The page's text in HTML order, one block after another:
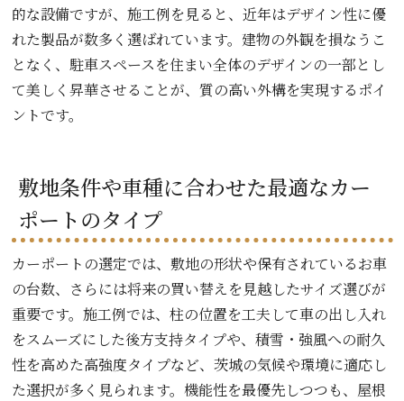
的な設備ですが、施工例を見ると、近年はデザイン性に優
れた製品が数多く選ばれています。建物の外観を損なうこ
となく、駐車スペースを住まい全体のデザインの一部とし
て美しく昇華させることが、質の高い外構を実現するポイ
ントです。
敷地条件や車種に合わせた最適なカー
ポートのタイプ
カーポートの選定では、敷地の形状や保有されているお車
の台数、さらには将来の買い替えを見越したサイズ選びが
重要です。施工例では、柱の位置を工夫して車の出し入れ
をスムーズにした後方支持タイプや、積雪・強風への耐久
性を高めた高強度タイプなど、茨城の気候や環境に適応し
た選択が多く見られます。機能性を最優先しつつも、屋根